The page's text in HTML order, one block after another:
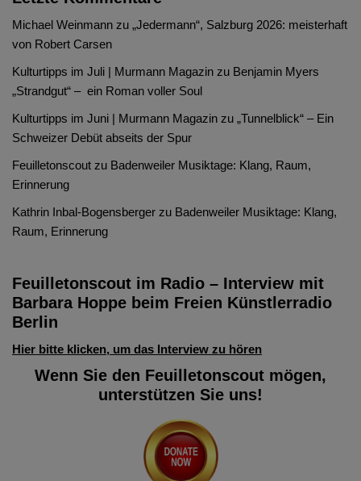
Michael Weinmann zu „Jedermann“, Salzburg 2026: meisterhaft
von Robert Carsen
Kulturtipps im Juli | Murmann Magazin zu Benjamin Myers
„Strandgut“ – ein Roman voller Soul
Kulturtipps im Juni | Murmann Magazin zu „Tunnelblick“ – Ein
Schweizer Debüt abseits der Spur
Feuilletonscout zu Badenweiler Musiktage: Klang, Raum,
Erinnerung
Kathrin Inbal-Bogensberger zu Badenweiler Musiktage: Klang,
Raum, Erinnerung
Feuilletonscout im Radio – Interview mit
Barbara Hoppe beim Freien Künstlerradio
Berlin
Hier bitte klicken, um das Interview zu hören
Wenn Sie den Feuilletonscout mögen,
unterstützen Sie uns!